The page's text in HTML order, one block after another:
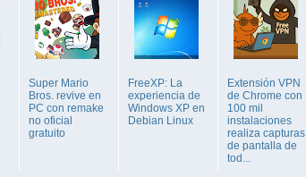
Super Mario
Bros. revive en
PC con remake
no oficial
gratuito
FreeXP: La
experiencia de
Windows XP en
Debian Linux
Extensión VPN
de Chrome con
100 mil
instalaciones
realiza capturas
de pantalla de
tod...